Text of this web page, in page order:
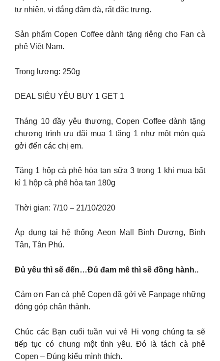
tự nhiên, vị đắng đậm đà, rất đặc trưng.
Sản phẩm Copen Coffee dành tặng riêng cho Fan cà
phê Việt Nam.
Trọng lượng: 250g
DEAL SIÊU YÊU BUY 1 GET 1
Tháng 10 đầy yêu thương, Copen Coffee dành tặng
chương trình ưu đãi mua 1 tặng 1 như một món quà
gởi đến các chị em.
Tặng 1 hộp cà phê hòa tan sữa 3 trong 1 khi mua bất
kì 1 hộp cà phê hòa tan 180g
Thời gian: 7/10 – 21/10/2020
Áp dụng tại hệ thống Aeon Mall Bình Dương, Bình
Tân, Tân Phú.
Đủ yêu thì sẽ đến…Đủ đam mê thì sẽ đồng hành..
Cảm ơn Fan cà phê Copen đã gởi về Fanpage những
đóng góp chân thành.
Chúc các Bạn cuối tuần vui vẻ Hi vọng chúng ta sẽ
tiếp tục có chung một tình yêu. Đó là tách cà phê
Copen – Đúng kiểu mình thích.